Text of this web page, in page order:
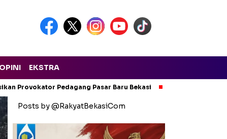
OPINI EKSTRA
Provokator Pedagang Pasar Baru Bekasi
Posts by @RakyatBekasiCom